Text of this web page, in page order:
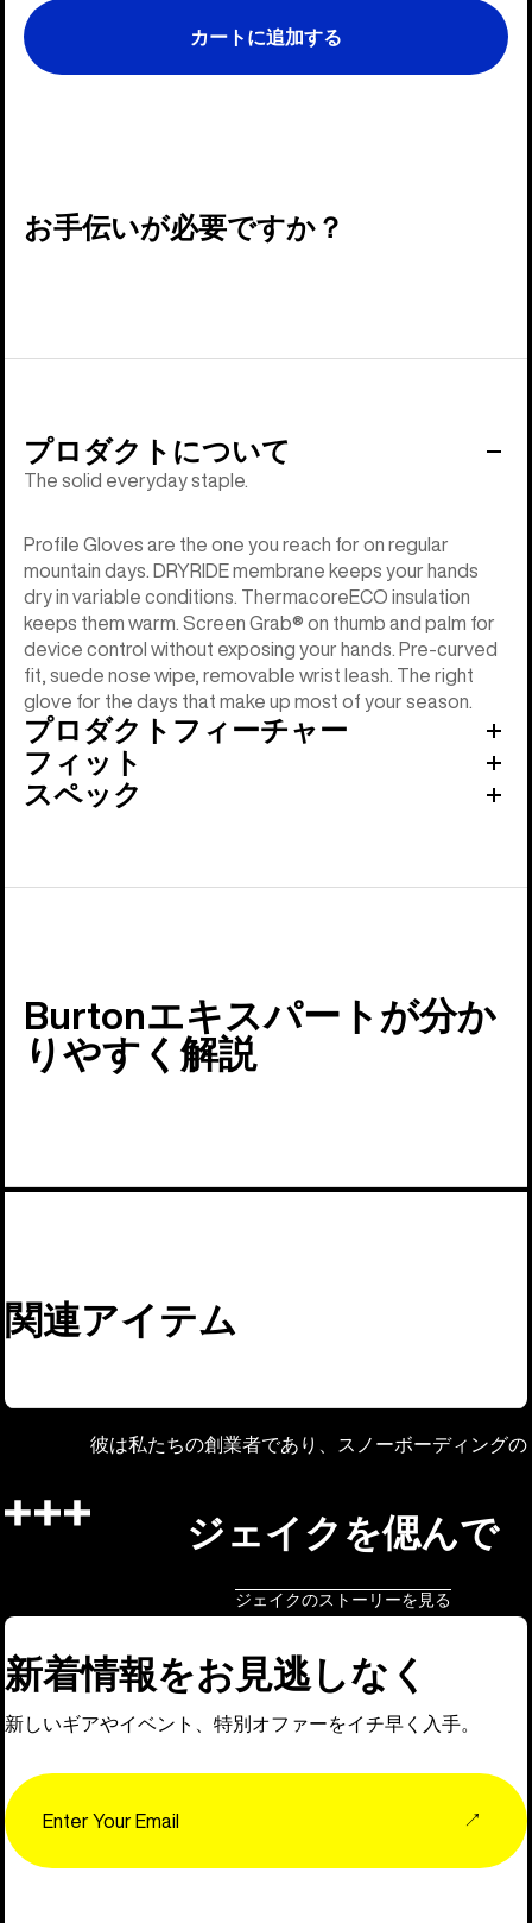
カートに追加する
お手伝いが必要ですか？
プロダクトについて
The solid everyday staple.
Profile Gloves are the one you reach for on regular
mountain days. DRYRIDE membrane keeps your hands
dry in variable conditions. ThermacoreECO insulation
keeps them warm. Screen Grab® on thumb and palm for
device control without exposing your hands. Pre-curved
fit, suede nose wipe, removable wrist leash. The right
glove for the days that make up most of your season.
プロダクトフィーチャー
フィット
スペック
Burtonエキスパートが分か
りやすく解説
関連アイテム
彼は私たちの創業者であり、スノーボーディング
ジェイクを偲んで
ジェイクのストーリーを見る
新着情報をお見逃しなく
新しいギアやイベント、特別オファーをイチ早く入手。
↗